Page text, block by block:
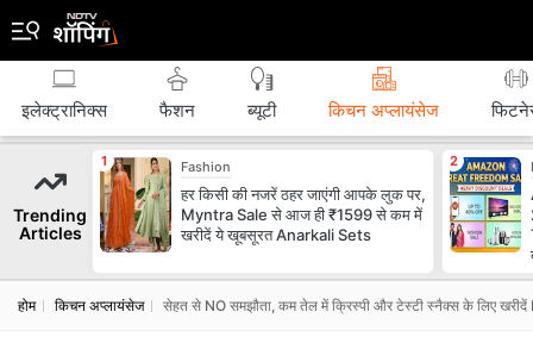
इलेक्ट्रानिक्स फैशन ब्‍यूटी किचन अप्लायंसेज
Trending
Articles
Fashion
हर किसी की नजरें ठहर जाएंगी आपके लुक पर,
Myntra Sale से आज ही ₹1599 से कम में
खरीदें ये खूबसूरत Anarkali Sets
होम किचन अप्लायंसेज सेहत से NO समझौता, कम तेल में क्रिस्पी और टेस्टी स्नैक्स के लिए